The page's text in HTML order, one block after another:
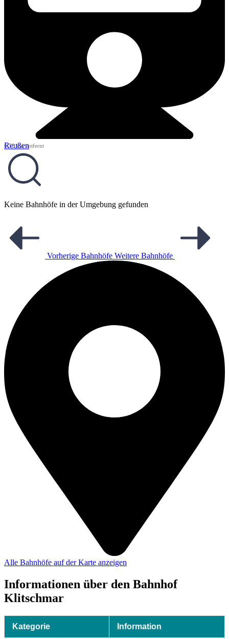
Reußen
6,58 km entfernt
Keine Bahnhöfe in der Umgebung gefunden
Vorherige Bahnhöfe Weitere Bahnhöfe
Alle Bahnhöfe auf der Karte anzeigen
Informationen über den Bahnhof
Klitschmar
Kategorie Information